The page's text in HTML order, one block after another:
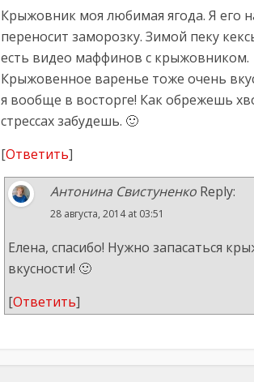
Крыжовник моя любимая ягода. Я его
переносит заморозку. Зимой пеку
есть видео маффинов с крыжовником.
Крыжовенное варенье тоже очень
я вообще в восторге! Как обрежешь
стрессах забудешь. 🙂
[Ответить]
Антонина Свистуненко Reply:
28 августа, 2014 at 03:51
Елена, спасибо! Нужно запасаться
вкусности! 🙂
[Ответить]